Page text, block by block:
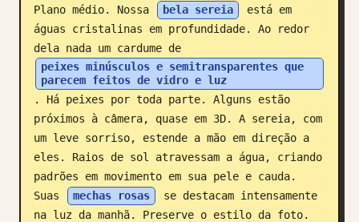
Atualizações
Plano médio. Nossa bela sereia
está em
águas cristalinas em profundidade. Ao redor
dela nada um cardume de
peixes minúsculos e semitransparentes que
parecem feitos de vidro e luz
. Há peixes por toda parte. Alguns estão
próximos à câmera, quase em 3D. A sereia, com
um leve sorriso, estende a mão em direção a
eles. Raios de sol atravessam a água, criando
padrões em movimento em sua pele e cauda.
Suas
mechas rosas
se destacam intensamente
na luz da manhã. Preserve o estilo da foto.